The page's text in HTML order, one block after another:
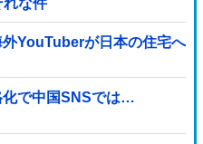
な件
外YouTuberが日本の住宅へ
化で中国SNSでは…